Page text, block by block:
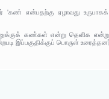
'கண் என்பதற்கு ஏழாவது
கண்கள் என்று தெளிக
இப்பகுதிக்குப் பொருள்